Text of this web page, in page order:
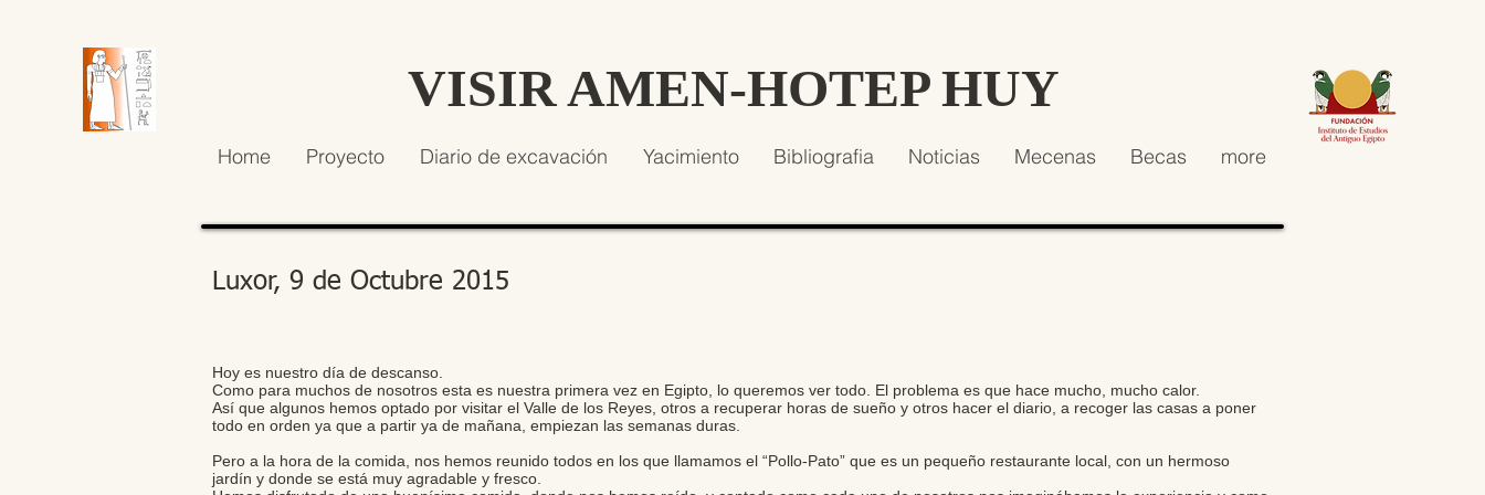
VISIR AMEN-HOTEP HUY
Home Proyecto Diario de excavación Yacimiento Bibliografia Noticias Mecenas Becas more
Luxor, 9 de Octubre 2015
Hoy es nuestro día de descanso.
Como para muchos de nosotros esta es nuestra primera vez en Egipto, lo queremos ver todo. El problema es que hace mucho, mucho calor.
Así que algunos hemos optado por visitar el Valle de los Reyes, otros a recuperar horas de sueño y otros hacer el diario, a recoger las casas a poner
todo en orden ya que a partir ya de mañana, empiezan las semanas duras.
Pero a la hora de la comida, nos hemos reunido todos en los que llamamos el “Pollo-Pato” que es un pequeño restaurante local, con un hermoso
jardín y donde se está muy agradable y fresco.